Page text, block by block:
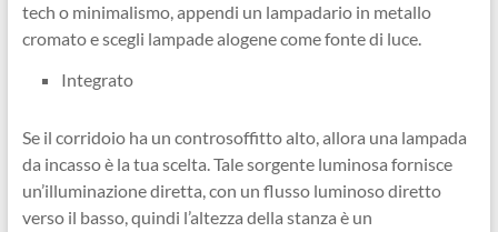
tech o minimalismo, appendi un lampadario in metallo
cromato e scegli lampade alogene come fonte di luce.
Integrato
Se il corridoio ha un controsoffitto alto, allora una lampada
da incasso è la tua scelta. Tale sorgente luminosa fornisce
un’illuminazione diretta, con un flusso luminoso diretto
verso il basso, quindi l’altezza della stanza è un